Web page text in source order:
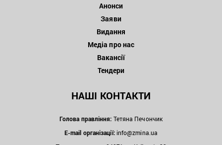
Анонси
Заяви
Видання
Медіа про нас
Вакансії
Тендери
НАШІ КОНТАКТИ
Голова правління: Тетяна Печончик
E-mail організації: info@zmina.ua